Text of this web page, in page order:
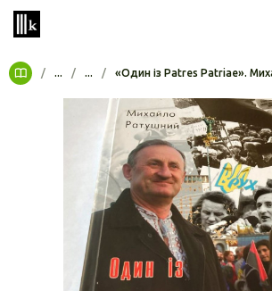
/ ... / ... / «Один із Patres Patriae».